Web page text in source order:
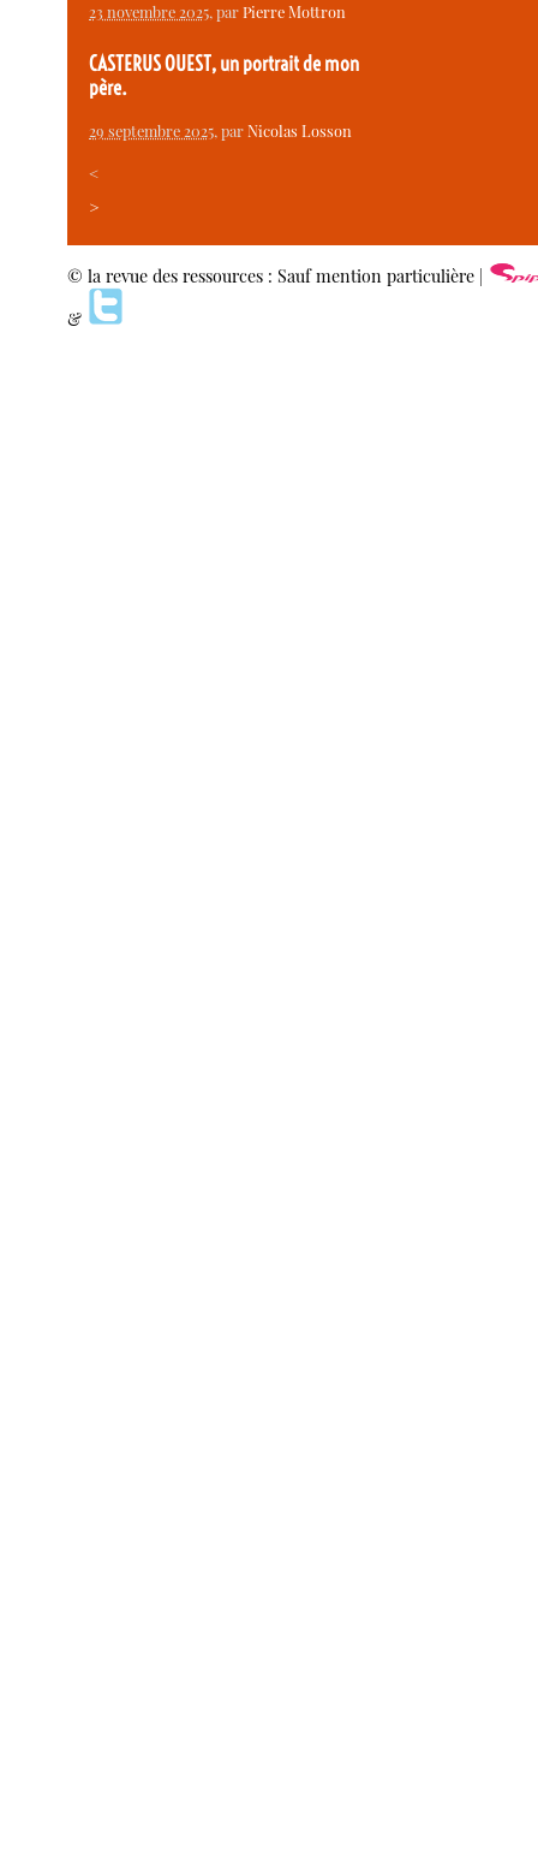
23 novembre 2025, parPierre Mottron
CASTERUS OUEST, un portrait de mon
père.
29 septembre 2025, parNicolas Losson
<
>
© la revue des ressources : Sauf mention particulière |
&